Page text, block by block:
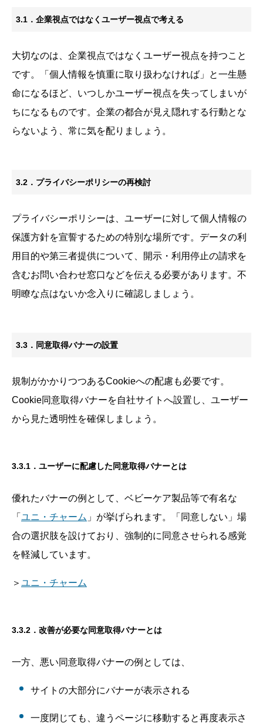
3.1．企業視点ではなくユーザー視点で考える
大切なのは、企業視点ではなくユーザー視点を持つこと
です。「個人情報を慎重に取り扱わなければ」と一生懸
命になるほど、いつしかユーザー視点を失ってしまいが
ちになるものです。企業の都合が見え隠れする行動とな
らないよう、常に気を配りましょう。
3.2．プライバシーポリシーの再検討
プライバシーポリシーは、ユーザーに対して個人情報の
保護方針を宣誓するための特別な場所です。データの利
用目的や第三者提供について、開示・利用停止の請求を
含むお問い合わせ窓口などを伝える必要があります。不
明瞭な点はないか念入りに確認しましょう。
3.3．同意取得バナーの設置
規制がかかりつつあるCookieへの配慮も必要です。
Cookie同意取得バナーを自社サイトへ設置し、ユーザー
から見た透明性を確保しましょう。
3.3.1．ユーザーに配慮した同意取得バナーとは
優れたバナーの例として、ベビーケア製品等で有名な
「 ユニ・チャーム 」が挙げられます。「同意しない」場
合の選択肢を設けており、強制的に同意させられる感覚
を軽減しています。
＞ ユニ・チャーム
3.3.2．改善が必要な同意取得バナーとは
一方、悪い同意取得バナーの例としては、
サイトの大部分にバナーが表示される
一度閉じても、違うページに移動すると再度表示さ